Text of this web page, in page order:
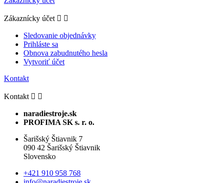
Zákaznícky účet  
Sledovanie objednávky
Prihláste sa
Obnova zabudnutého hesla
Vytvoriť účet
Kontakt
Kontakt  
naradiestroje.sk
PROFIMA SK s. r. o.
Šarišský Štiavnik 7
090 42 Šarišský Štiavnik
Slovensko
+421 910 958 768